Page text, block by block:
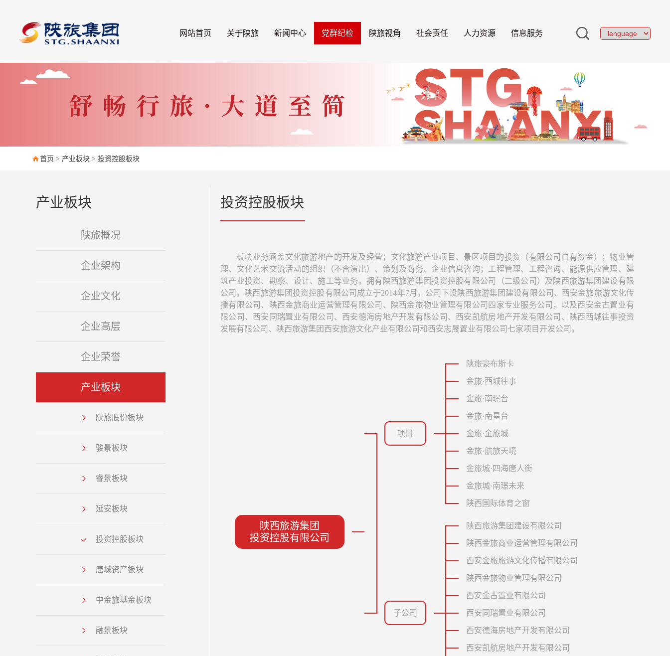
网站首页 关于陕旅 新闻中心 党群纪检 陕旅视角 社会责任 人力资源 信息服务
首页 > 产业板块 > 投资控股板块
产业板块
陕旅概况
企业架构
企业文化
企业高层
企业荣誉
产业板块
陕旅股份板块
骏景板块
睿景板块
延安板块
投资控股板块
唐城资产板块
中金旅基金板块
融景板块
投资控股板块
板块业务涵盖文化旅游地产的开发及经营；文化旅游产业项目、景区项目的投资（有限公司自有资金）；物业管
理、文化艺术交流活动的组织（不含演出）、策划及商务、企业信息咨询；工程管理、工程咨询、能源供应管理、建
筑产业投资、勘察、设计、施工等业务。拥有陕西旅游集团投资控股有限公司（二级公司）及陕西旅游集团建设有限
公司。陕西旅游集团投资控股有限公司成立于2014年7月。公司下设陕西旅游集团建设有限公司、西安金旅旅游文化传
播有限公司、陕西金旅商业运营管理有限公司、陕西金旅物业管理有限公司四家专业服务公司，以及西安金古置业有
限公司、西安同瑞置业有限公司、西安德海房地产开发有限公司、西安凯航房地产开发有限公司、陕西西城往事投资
发展有限公司、陕西旅游集团西安旅游文化产业有限公司和西安志晟置业有限公司七家项目开发公司。
陕西旅游集团
投资控股有限公司
项目
陕旅豪布斯卡
金旅·西城往事
金旅·南璟台
金旅·南星台
金旅·金旅城
金旅·航旅天境
金旅城·四海唐人街
金旅城·南璟未来
陕西国际体育之窗
子公司
陕西旅游集团建设有限公司
陕西金旅商业运营管理有限公司
西安金旅旅游文化传播有限公司
陕西金旅物业管理有限公司
西安金古置业有限公司
西安同瑞置业有限公司
西安德海房地产开发有限公司
西安凯航房地产开发有限公司